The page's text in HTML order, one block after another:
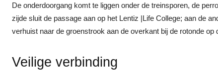
De onderdoorgang komt te liggen onder de treinsporen, de
zijde sluit de passage aan op het Lentiz |Life College; aan de
verhuist naar de groenstrook aan de overkant bij de rotonde op
Veilige verbinding